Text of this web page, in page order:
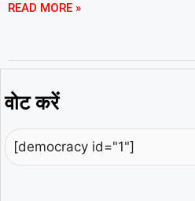
READ MORE »
वोट करें
[democracy id="1"]